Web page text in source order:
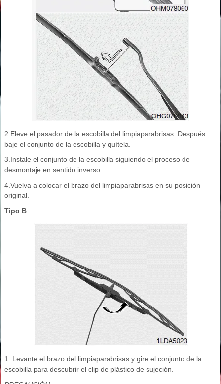
2.Eleve el pasador de la escobilla del limpiaparabrisas. Después
baje el conjunto de la escobilla y quítela.
3.Instale el conjunto de la escobilla siguiendo el proceso de
desmontaje en sentido inverso.
4.Vuelva a colocar el brazo del limpiaparabrisas en su posición
original.
Tipo B
1. Levante el brazo del limpiaparabrisas y gire el conjunto de la
escobilla para descubrir el clip de plástico de sujeción.